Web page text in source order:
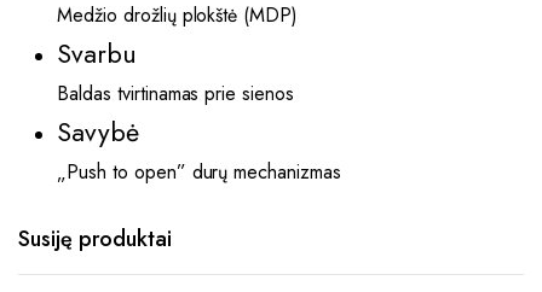
Medžio drožlių plokštė (MDP)
Svarbu
Baldas tvirtinamas prie sienos
Savybė
„Push to open” durų mechanizmas
Susiję produktai